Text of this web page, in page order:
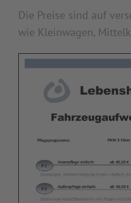
Die Preise sind auf
wie Kleinwagen,